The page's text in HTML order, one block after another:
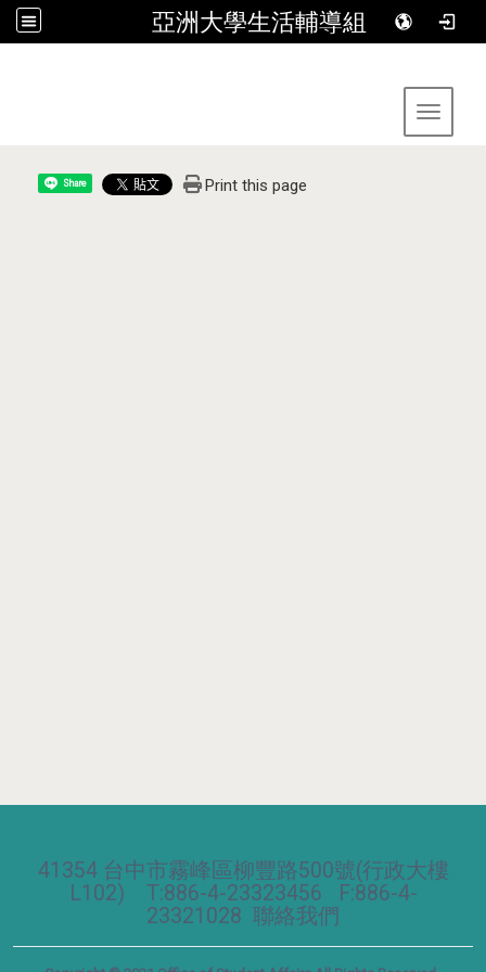
亞洲大學生活輔導組
Toggle
Share Print this page
41354 台中市霧峰區柳豐路500號(行政大樓
L102) T:886-4-23323456 F:886-4-
23321028 聯絡我們